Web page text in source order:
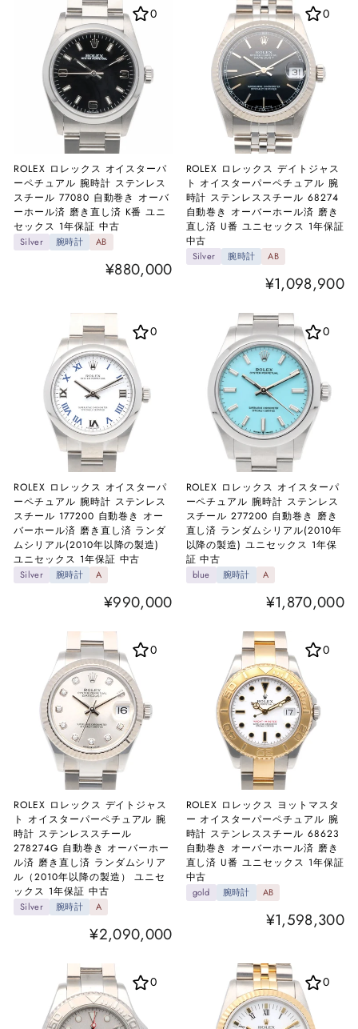
ROLEX ロレックス オイスターパ
ーペチュアル 腕時計 ステンレス
スチール 77080 自動巻き オーバ
ーホール済 磨き直し済 K番 ユニ
セックス 1年保証 中古
Silver 腕時計 AB
¥880,000
0
ROLEX ロレックス デイトジャス
ト オイスターパーペチュアル 腕
時計 ステンレススチール 68274
自動巻き オーバーホール済 磨き
直し済 U番 ユニセックス 1年保証
中古
Silver 腕時計 AB
¥1,098,900
0
ROLEX ロレックス オイスターパ
ーペチュアル 腕時計 ステンレス
スチール 177200 自動巻き オー
バーホール済 磨き直し済 ランダ
ムシリアル(2010年以降の製造)
ユニセックス 1年保証 中古
Silver 腕時計 A
¥990,000
0
ROLEX ロレックス オイスターパ
ーペチュアル 腕時計 ステンレス
スチール 277200 自動巻き 磨き
直し済 ランダムシリアル(2010年
以降の製造) ユニセックス 1年保
証 中古
blue 腕時計 A
¥1,870,000
0
ROLEX ロレックス デイトジャス
ト オイスターパーペチュアル 腕
時計 ステンレススチール
278274G 自動巻き オーバーホー
ル済 磨き直し済 ランダムシリア
ル（2010年以降の製造） ユニセ
ックス 1年保証 中古
Silver 腕時計 A
¥2,090,000
0
ROLEX ロレックス ヨットマスタ
ー オイスターパーペチュアル 腕
時計 ステンレススチール 68623
自動巻き オーバーホール済 磨き
直し済 U番 ユニセックス 1年保証
中古
gold 腕時計 AB
¥1,598,300
0
0 0